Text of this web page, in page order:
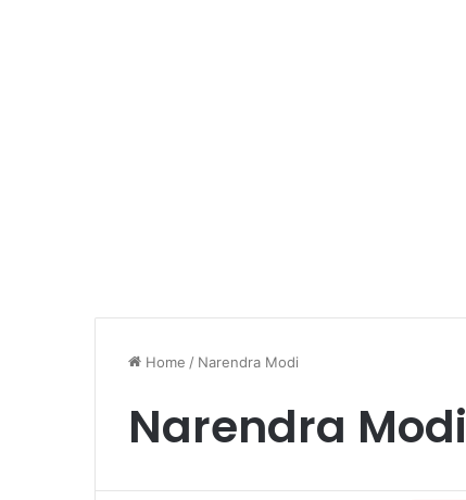
Home / Narendra Modi
Narendra Modi